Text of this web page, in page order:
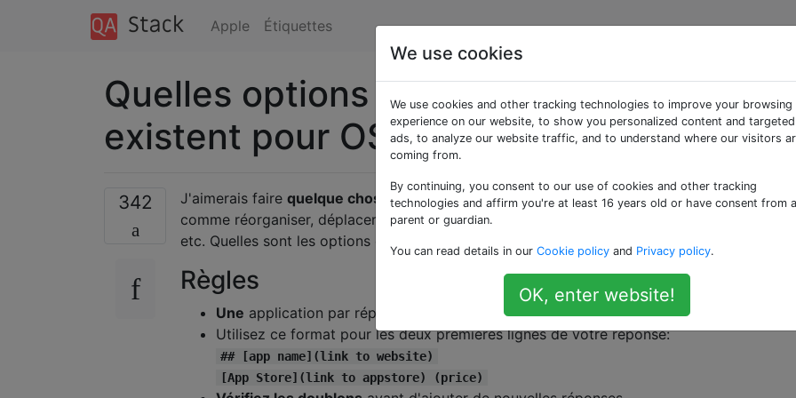
Apple Étiquettes
Quelles options de gestion des fenêtres
existent pour OS X?
342 J'aimerais faire quelque chose avec Windows sous OS X, oùquelque choseinclut des
comme réorganiser, déplacer, redimensionner, mémoriser des positions, cloner dans des
etc. Quelles sont les options disponibles?
Règles
Une application par réponse.
Utilisez ce format pour les deux premières lignes de votre réponse:
## [app name](link to website)
[App Store](link to appstore) (price)
We use cookies
We use cookies and other tracking technologies to improve your browsing
experience on our website, to show you personalized content and targeted
ads, to analyze our website traffic, and to understand where our visitors
coming from.
By continuing, you consent to our use of cookies and other tracking
technologies and affirm you're at least 16 years old or have consent from a
parent or guardian.
You can read details in our Cookie policy and Privacy policy.
OK, enter website!